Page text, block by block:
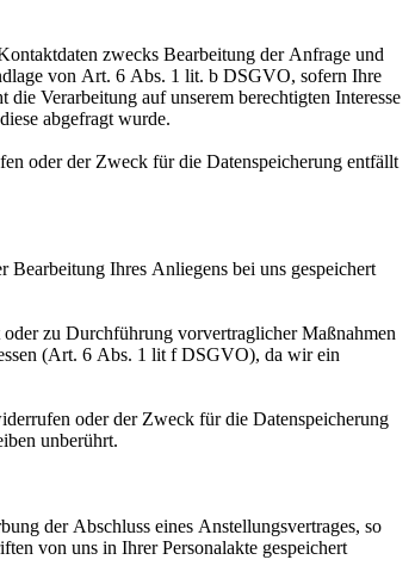
zwecks Bearbeitung der Anfrage und
von Art. 6 Abs. 1 lit. b DSGVO, sofern Ihre
Verarbeitung auf unserem berechtigten Interesse
abgefragt wurde.
oder der Zweck für die Datenspeicherung entfällt
Ihres Anliegens bei uns gespeichert
zu Durchführung vorvertraglicher Maßnahmen
(Art. 6 Abs. 1 lit f DSGVO), da wir ein
oder der Zweck für die Datenspeicherung
unberührt.
der Abschluss eines Anstellungsvertrages, so
von uns in Ihrer Personalakte gespeichert